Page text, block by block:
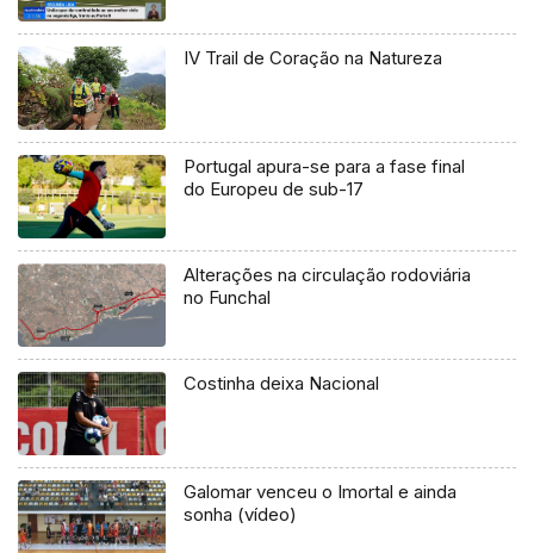
IV Trail de Coração na Natureza
Portugal apura-se para a fase final
do Europeu de sub-17
Alterações na circulação rodoviária
no Funchal
Costinha deixa Nacional
Galomar venceu o Imortal e ainda
sonha (vídeo)